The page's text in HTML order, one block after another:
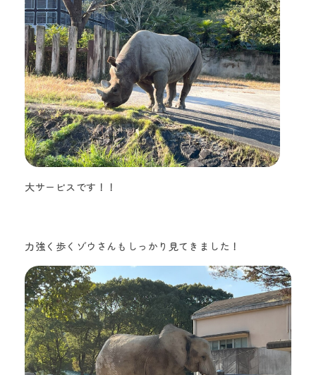
大サービスです！！
力強く歩くゾウさんもしっかり見てきました！